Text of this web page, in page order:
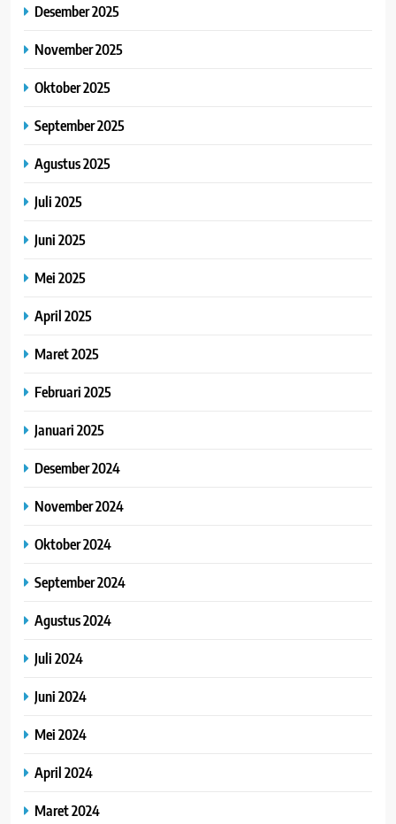
Desember 2025
November 2025
Oktober 2025
September 2025
Agustus 2025
Juli 2025
Juni 2025
Mei 2025
April 2025
Maret 2025
Februari 2025
Januari 2025
Desember 2024
November 2024
Oktober 2024
September 2024
Agustus 2024
Juli 2024
Juni 2024
Mei 2024
April 2024
Maret 2024